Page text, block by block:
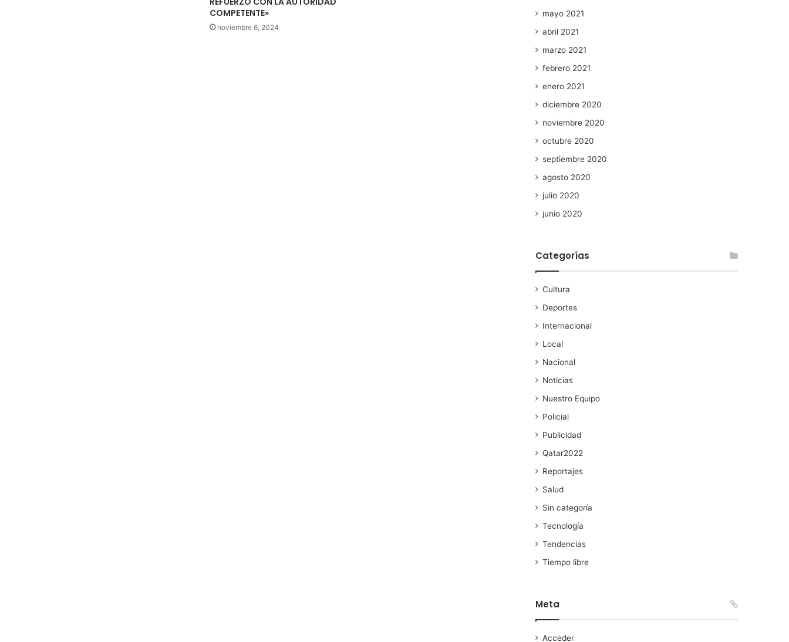
COMPETENTE»
noviembre 6, 2024
mayo 2021
abril 2021
marzo 2021
febrero 2021
enero 2021
diciembre 2020
noviembre 2020
octubre 2020
septiembre 2020
agosto 2020
julio 2020
junio 2020
Categorías
Cultura
Deportes
Internacional
Local
Nacional
Noticias
Nuestro Equipo
Policial
Publicidad
Qatar2022
Reportajes
Salud
Sin categoría
Tecnología
Tendencias
Tiempo libre
Meta
Acceder